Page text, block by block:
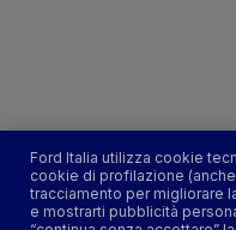
Ford Italia utilizza cookie
cookie di profilazione
tracciamento per migliorare
e mostrarti pubblicità